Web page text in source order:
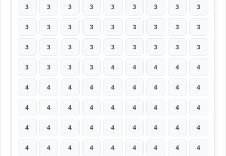
3 3 3 3 3 3 3 3 3
3 3 3 3 3 3 3 3 3
3 3 3 3 3 3 3 3 3
3 3 3 3 4 4 4 4 4
4 4 4 4 4 4 4 4 4
4 4 4 4 4 4 4 4 4
4 4 4 4 4 4 4 4 4
4 4 4 4 4 4 4 4 4